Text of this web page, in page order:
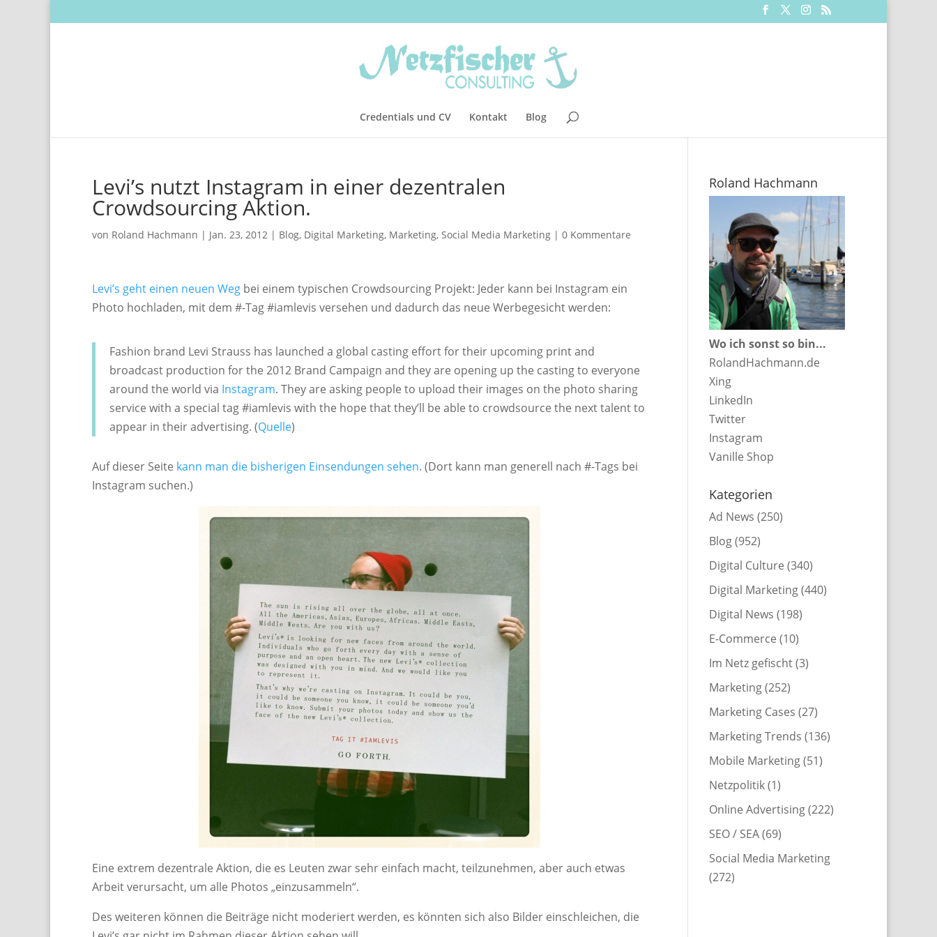
Credentials und CV Kontakt Blog
Levi’s nutzt Instagram in einer dezentralen
Crowdsourcing Aktion.
von Roland Hachmann | Jan. 23, 2012 | Blog, Digital Marketing, Marketing, Social Media Marketing | 0 Kommentare
Levi’s geht einen neuen Weg bei einem typischen Crowdsourcing Projekt: Jeder kann bei Instagram ein
Photo hochladen, mit dem #-Tag #iamlevis versehen und dadurch das neue Werbegesicht werden:
Fashion brand Levi Strauss has launched a global casting effort for their upcoming print and
broadcast production for the 2012 Brand Campaign and they are opening up the casting to everyone
around the world via Instagram. They are asking people to upload their images on the photo sharing
service with a special tag #iamlevis with the hope that they’ll be able to crowdsource the next talent to
appear in their advertising. (Quelle)
Auf dieser Seite kann man die bisherigen Einsendungen sehen. (Dort kann man generell nach #-Tags bei
Instagram suchen.)
Eine extrem dezentrale Aktion, die es Leuten zwar sehr einfach macht, teilzunehmen, aber auch etwas
Arbeit verursacht, um alle Photos „einzusammeln“.
Des weiteren können die Beiträge nicht moderiert werden, es könnten sich also Bilder einschleichen, die
Roland Hachmann
Wo ich sonst so bin...
RolandHachmann.de
Xing
LinkedIn
Twitter
Instagram
Vanille Shop
Kategorien
Ad News (250)
Blog(952)
Digital Culture (340)
Digital Marketing(440)
Digital News (198)
E-Commerce (10)
Im Netz gefischt(3)
Marketing(252)
Marketing Cases (27)
Marketing Trends (136)
Mobile Marketing(51)
Netzpolitik(1)
Online Advertising(222)
SEO / SEA(69)
Social Media Marketing
(272)